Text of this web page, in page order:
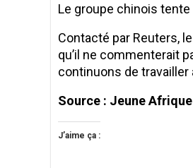
Le groupe chinois
Contacté par Reuters,
qu’il ne commenterait
continuons de travailler
Source : Jeune Afrique
J’aime ça :